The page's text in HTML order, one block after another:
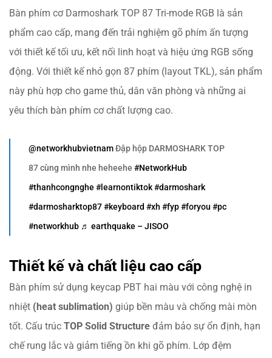
Bàn phím cơ Darmoshark TOP 87 Tri-mode RGB là sản
phẩm cao cấp, mang đến trải nghiệm gõ phím ấn tượng
với thiết kế tối ưu, kết nối linh hoạt và hiệu ứng RGB sống
động. Với thiết kế nhỏ gọn 87 phím (layout TKL), sản phẩm
này phù hợp cho game thủ, dân văn phòng và những ai
yêu thích bàn phím cơ chất lượng cao.
@networkhubvietnamĐập hộp DARMOSHARK TOP
87 cùng mình nhe heheehe #NetworkHub
#thanhcongnghe #learnontiktok#darmoshark
#darmosharktop87#keyboard #xh #fyp#foryou #pc
#networkhub ♬ earthquake – JISOO
Thiết kế và chất liệu cao cấp
Bàn phím sử dụng keycap PBT hai màu với công nghệ in
nhiệt (heat sublimation) giúp bền màu và chống mài mòn
tốt. Cấu trúc TOP Solid Structure đảm bảo sự ổn định, hạn
chế rung lắc và giảm tiếng ồn khi gõ phím. Lớp đệm